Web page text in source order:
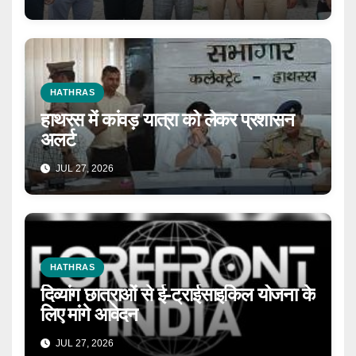
HATHRAS
हाथरस में कांवड़ यात्रा को लेकर प्रशासन
अलर्ट
JUL 27, 2026
HATHRAS
दिव्यांग छात्राओं से ई-ट्राईसाइकिल योजना के
लिए मांगे आवेदन
JUL 27, 2026